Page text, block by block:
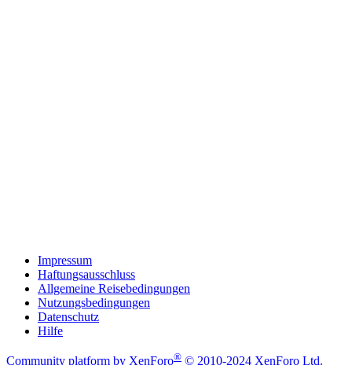
Impressum
Haftungsausschluss
Allgemeine Reisebedingungen
Nutzungsbedingungen
Datenschutz
Hilfe
Community platform by XenForo® © 2010-2024 XenForo Ltd.